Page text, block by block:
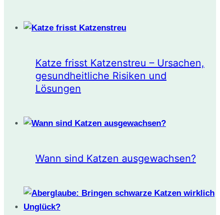
Katze frisst Katzenstreu – Ursachen,
gesundheitliche Risiken und
Lösungen
Wann sind Katzen ausgewachsen?